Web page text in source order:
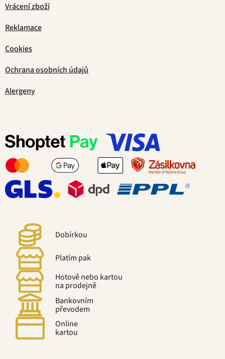
Vrácení zboží
Reklamace
Cookies
Ochrana osobních údajů
Alergeny
Dobírkou
Platím pak
Hotově nebo kartou
na prodejně
Bankovním
převodem
Online
kartou